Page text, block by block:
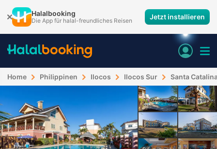
Halalbooking
Die App für halal-freundliches Reisen Jetzt installieren
Home Philippinen Ilocos Ilocos Sur Santa